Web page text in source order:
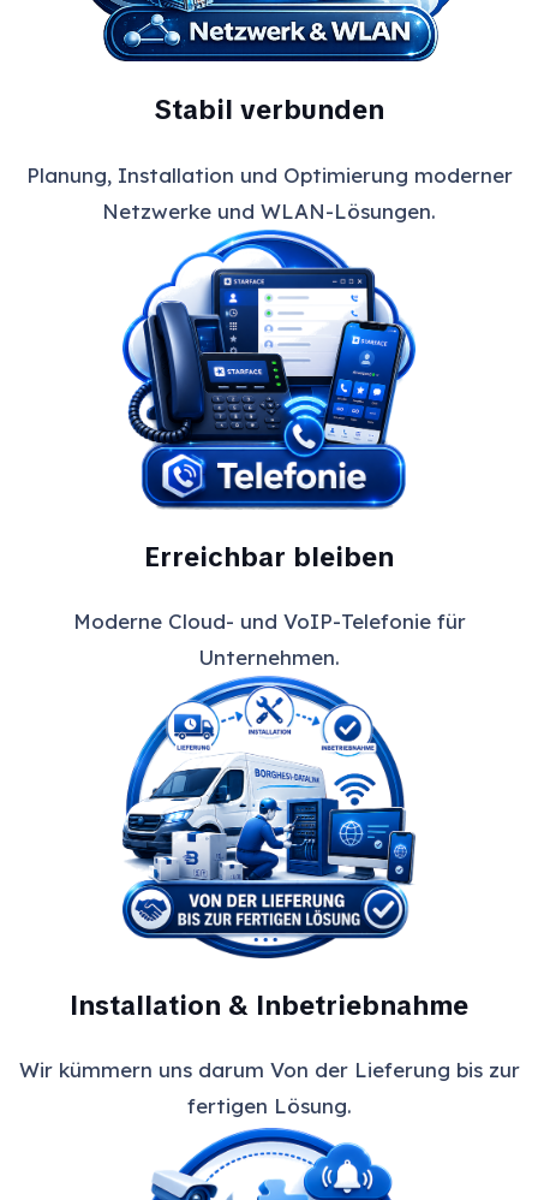
Stabil verbunden
Planung, Installation und Optimierung moderner
Netzwerke und WLAN-Lösungen.
Erreichbar bleiben
Moderne Cloud- und VoIP-Telefonie für
Unternehmen.
Installation & Inbetriebnahme
Wir kümmern uns darum Von der Lieferung bis zur
fertigen Lösung.